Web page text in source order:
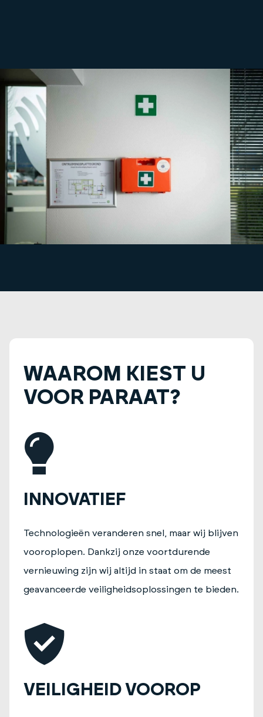
WAAROM KIEST U
VOOR PARAAT?
INNOVATIEF
Technologieën veranderen snel, maar wij blijven
vooroplopen. Dankzij onze voortdurende
vernieuwing zijn wij altijd in staat om de meest
geavanceerde veiligheidsoplossingen te bieden.
VEILIGHEID VOOROP